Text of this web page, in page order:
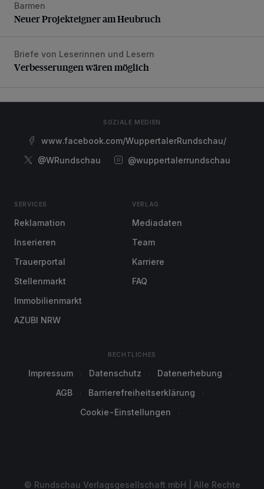
Neuer Projekteigner am Heubruch
Barmen
Neuer Projekteigner am Heubruch
Verbesserungen wären möglich
Briefe von Leserinnen und Lesern
Verbesserungen wären möglich
SOZIALE MEDIEN
www.facebook.com/WuppertalerRundschau/
@WRundschau
@wuppertalerrundschau
SERVICES
Reklamation
Inserieren
Trauerportal
Stellenmarkt
Immobilienmarkt
AZUBI NRW
VERLAG
Mediadaten
Team
Karriere
FAQ
RECHTLICHES
Impressum Datenschutz
Datenerhebung
AGB
Barrierefreiheitserklärung
Cookie-Einstellungen
© Rundschau Verlagsgesellschaft mbH | Alle Rechte